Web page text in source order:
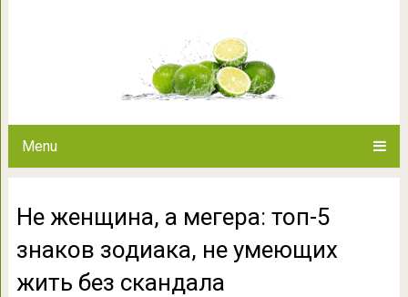
Menu
Не женщина, а мегера: топ-5
знаков зодиака, не умеющих
жить без скандала